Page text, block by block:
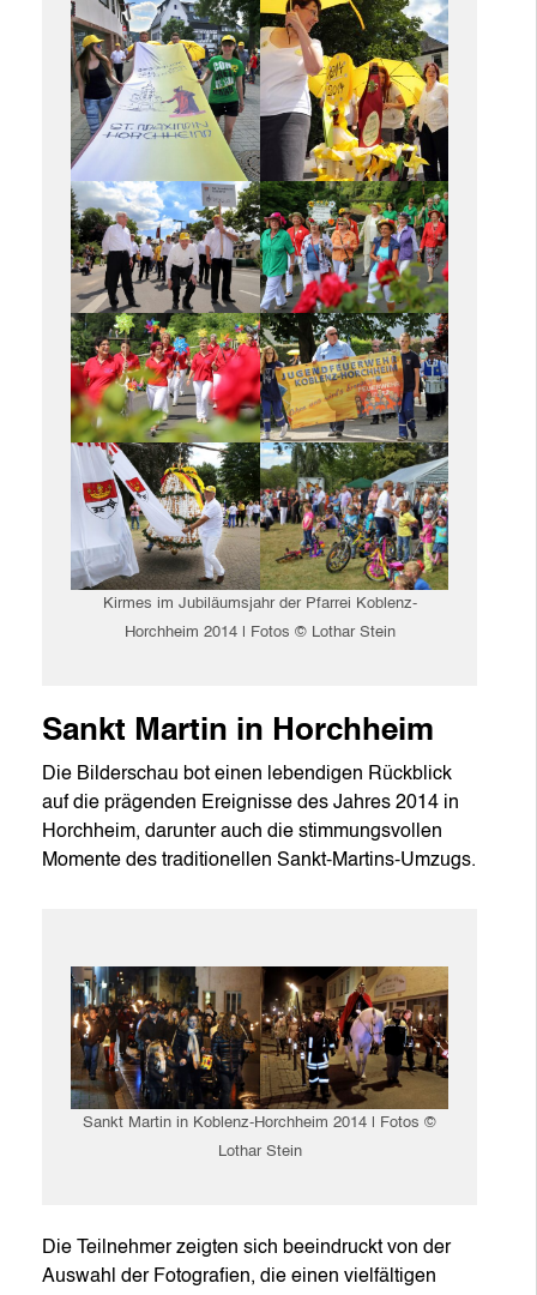
Kirmes im Jubiläumsjahr der Pfarrei Koblenz-
Horchheim 2014 | Fotos © Lothar Stein
Sankt Martin in Horchheim
Die Bilderschau bot einen lebendigen Rückblick
auf die prägenden Ereignisse des Jahres 2014 in
Horchheim, darunter auch die stimmungsvollen
Momente des traditionellen Sankt-Martins-Umzugs.
Sankt Martin in Koblenz-Horchheim 2014 | Fotos ©
Lothar Stein
Die Teilnehmer zeigten sich beeindruckt von der
Auswahl der Fotografien, die einen vielfältigen